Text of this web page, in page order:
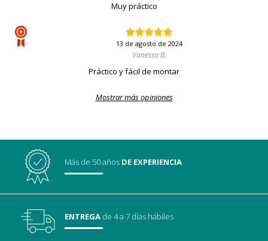
Muy práctico
13 de agosto de 2024
Vanessa B.
Práctico y fácil de montar
Mostrar más opiniones
Más de 50 años DE EXPERIENCIA
ENTREGA de 4 a 7 días hábiles